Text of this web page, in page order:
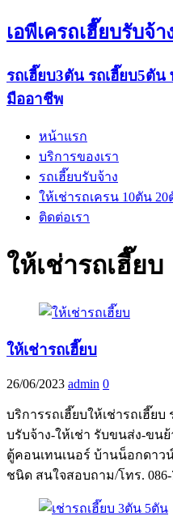
เอพีเครถเฮี๊ยบรับจ้า
รถเฮี๊ยบ3ตัน รถเฮี๊ยบ5ตั
มืออาชีพ
หน้าแรก
บริการของเรา
รถเฮี๊ยบรับจ้าง
ให้เช่ารถเครน 10ตัน
ติดต่อเรา
ให้เช่ารถเฮี๊ยบ
ให้เช่ารถเฮี๊ยบ
26/06/2023 admin 0
บริการรถเฮี๊ยบให้เช่ารถเฮี๊ย
บรับจ้าง-ให้เช่า รับขนส่ง-ขน
ตู้คอนเทนเนอร์ บ้านน็อกดาว
ชนิด สนใจสอบถาม/โทร.